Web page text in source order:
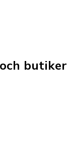
butiker